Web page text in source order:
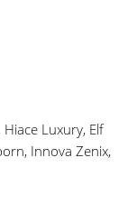
Luxury, Elf
Innova Zenix,